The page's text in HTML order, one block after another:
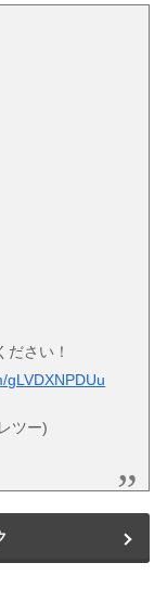
さい！
gLVDXNPDUu
ツー)